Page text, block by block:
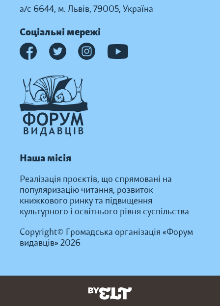
а/с 6644, м. Львів, 79005, Україна
Соціальні мережі
Наша місія
Реалізація проєктів, що спрямовані на
популяризацію читання, розвиток
книжкового ринку та підвищення
культурного і освітнього рівня суспільства
Copyright© Громадська організація «Форум
видавців» 2026